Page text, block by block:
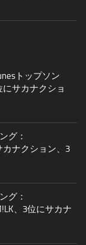
トップソン
にサカナクショ
グ：
カナクション、3
グ：
、3位にサカナ